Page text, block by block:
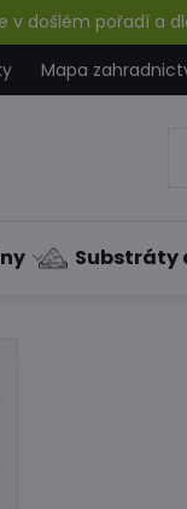
v došlém pořadí a
Mapa
Substráty